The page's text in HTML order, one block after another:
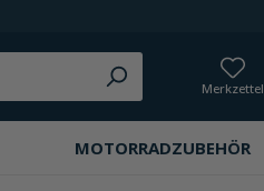
Merkzettel
MOTORRADZUBEHÖR